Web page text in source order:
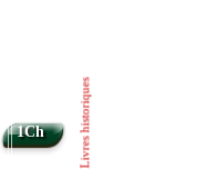
1Ch Livres historiques